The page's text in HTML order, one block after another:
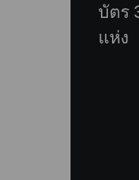
บัตร
แห่ง